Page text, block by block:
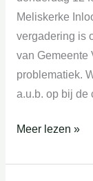
Meliskerke
vergadering is
van Gemeente
problematiek.
a.u.b. op bij de
Meer lezen »